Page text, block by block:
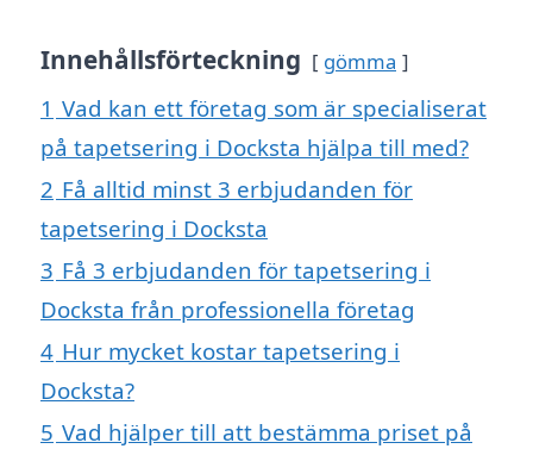
Innehållsförteckning gömma
1 Vad kan ett företag som är specialiserat
på tapetsering i Docksta hjälpa till med?
2 Få alltid minst 3 erbjudanden för
tapetsering i Docksta
3 Få 3 erbjudanden för tapetsering i
Docksta från professionella företag
4 Hur mycket kostar tapetsering i
Docksta?
5 Vad hjälper till att bestämma priset på